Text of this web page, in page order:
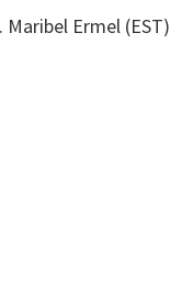
Maribel Ermel (EST)